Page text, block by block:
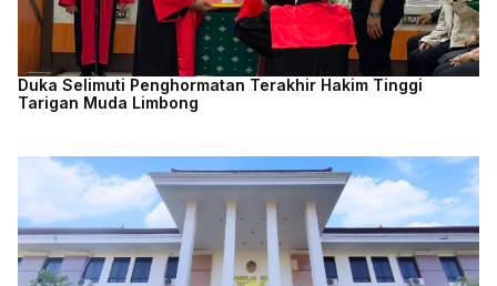
Duka Selimuti Penghormatan Terakhir Hakim Tinggi
Tarigan Muda Limbong